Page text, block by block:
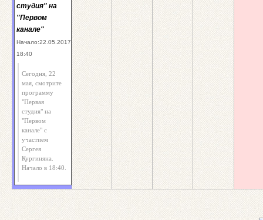
студия" на
"Первом
канале"
Начало:22.05.2017
18:40
Сегодня, 22
мая, смотрите
программу
"Первая
студия" на
"Первом
канале" с
участием
Сергея
Кургиняна.
Начало в 18:40.